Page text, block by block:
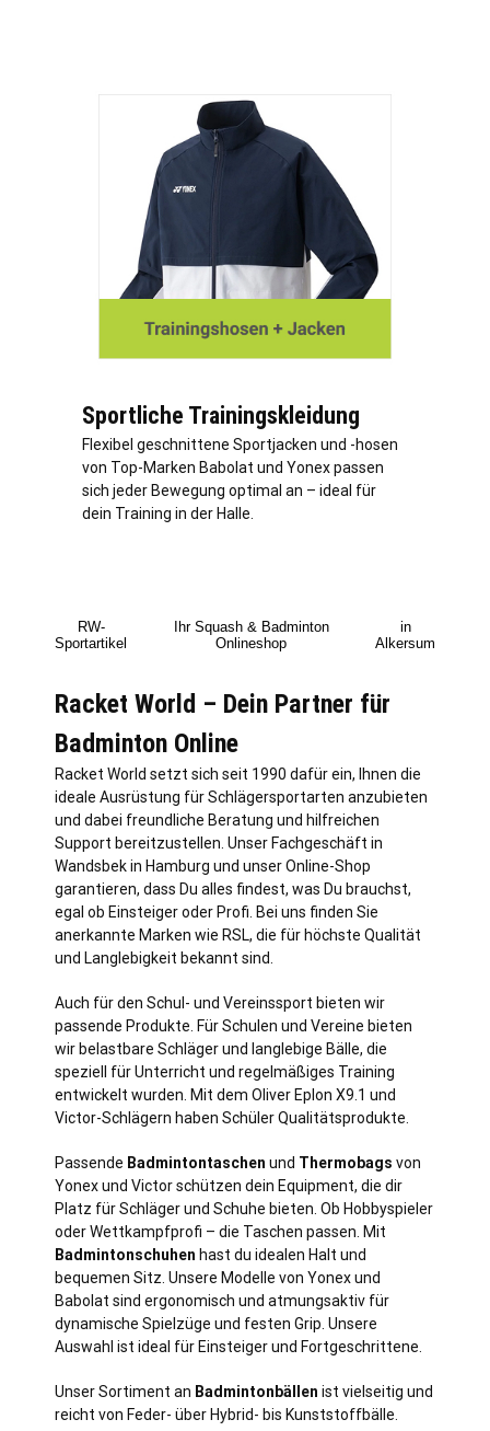
Sportliche Trainingskleidung
Flexibel geschnittene Sportjacken und -hosen
von Top-Marken Babolat und Yonex passen
sich jeder Bewegung optimal an – ideal für
dein Training in der Halle.
RW-
Sportartikel
Ihr Squash & Badminton
Onlineshop
in
Alkersum
Racket World – Dein Partner für
Badminton Online
Racket World setzt sich seit 1990 dafür ein, Ihnen die
ideale Ausrüstung für Schlägersportarten anzubieten
und dabei freundliche Beratung und hilfreichen
Support bereitzustellen. Unser Fachgeschäft in
Wandsbek in Hamburg und unser Online-Shop
garantieren, dass Du alles findest, was Du brauchst,
egal ob Einsteiger oder Profi. Bei uns finden Sie
anerkannte Marken wie RSL, die für höchste Qualität
und Langlebigkeit bekannt sind.
Auch für den Schul- und Vereinssport bieten wir
passende Produkte. Für Schulen und Vereine bieten
wir belastbare Schläger und langlebige Bälle, die
speziell für Unterricht und regelmäßiges Training
entwickelt wurden. Mit dem Oliver Eplon X9.1 und
Victor-Schlägern haben Schüler Qualitätsprodukte.
Passende Badmintontaschen und Thermobags von
Yonex und Victor schützen dein Equipment, die dir
Platz für Schläger und Schuhe bieten. Ob Hobbyspieler
oder Wettkampfprofi – die Taschen passen. Mit
Badmintonschuhen hast du idealen Halt und
bequemen Sitz. Unsere Modelle von Yonex und
Babolat sind ergonomisch und atmungsaktiv für
dynamische Spielzüge und festen Grip. Unsere
Auswahl ist ideal für Einsteiger und Fortgeschrittene.
Unser Sortiment an Badmintonbällen ist vielseitig und
reicht von Feder- über Hybrid- bis Kunststoffbälle.